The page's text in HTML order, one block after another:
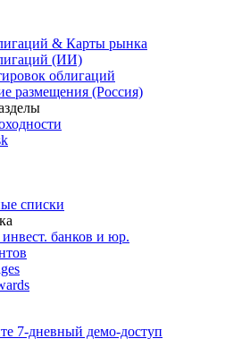
& Карты рынка
(ИИ)
облигаций
размещения (Россия)
списки
банков и юр.
7-дневный демо-доступ